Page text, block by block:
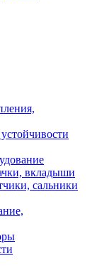
вкладыши
сальники